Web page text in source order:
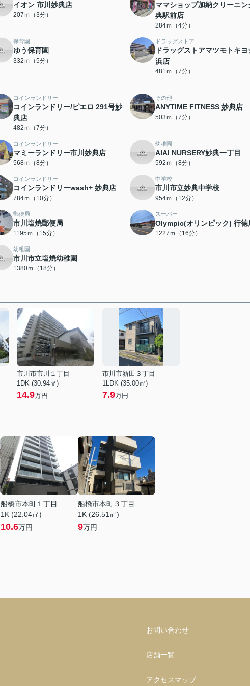
イオン 市川妙典店
207ｍ（3分）
ママショップ加納クリーニン
典駅前店
284ｍ（4分）
保育園
ゆう保育園
332ｍ（5分）
ドラッグストア
ドラッグストアマツモトキヨ
浜店
481ｍ（7分）
コインランドリー
コインランドリー/ピエロ 291号妙
典店
482ｍ（7分）
その他
ANYTIME FITNESS 妙典店
503ｍ（7分）
コインランドリー
マミーランドリー市川妙典店
568ｍ（8分）
幼稚園
AIAI NURSERY妙典一丁目
592ｍ（8分）
コインランドリー
コインランドリーwash+ 妙典店
784ｍ（10分）
中学校
市川市立妙典中学校
954ｍ（12分）
郵便局
市川塩焼郵便局
1195ｍ（15分）
スーパー
Olympic(オリンピック) 行徳
1227ｍ（16分）
幼稚園
市川市立塩焼幼稚園
1380ｍ（18分）
市川市市川１丁目
1DK (30.94㎡)
14.9万円
市川市新田３丁目
1LDK (35.00㎡)
7.9万円
船橋市本町１丁目
1K (22.04㎡)
10.6万円
船橋市本町３丁目
1K (26.51㎡)
9万円
お問い合わせ
店舗一覧
アクセスマップ